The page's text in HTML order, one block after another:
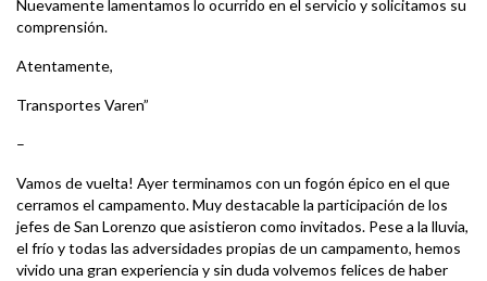
Nuevamente lamentamos lo ocurrido en el servicio y solicitamos su
comprensión.
Atentamente,
Transportes Varen”
–
Vamos de vuelta! Ayer terminamos con un fogón épico en el que
cerramos el campamento. Muy destacable la participación de los
jefes de San Lorenzo que asistieron como invitados. Pese a la lluvia,
el frío y todas las adversidades propias de un campamento, hemos
vivido una gran experiencia y sin duda volvemos felices de haber